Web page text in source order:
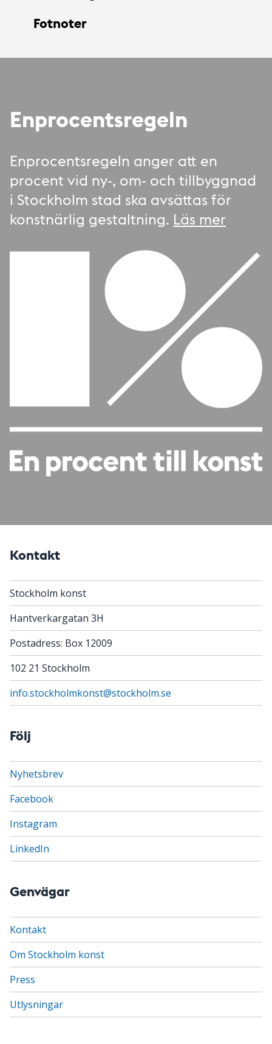
Fotnoter
Enprocentsregeln
Enprocentsregeln anger att en
procent vid ny-, om- och tillbyggnad
i Stockholm stad ska avsättas för
konstnärlig gestaltning. Läs mer
Kontakt
Stockholm konst
Hantverkargatan 3H
Postadress: Box 12009
102 21 Stockholm
info.stockholmkonst@stockholm.se
Följ
Nyhetsbrev
Facebook
Instagram
LinkedIn
Genvägar
Kontakt
Om Stockholm konst
Press
Utlysningar